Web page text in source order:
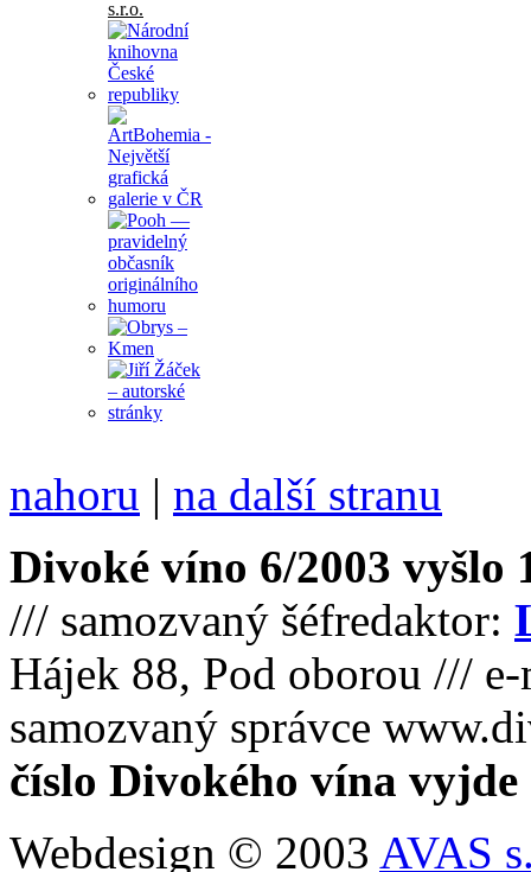
nahoru | na další stranu
Divoké víno 6/2003 vyšlo
/// samozvaný šéfredaktor:
Hájek 88, Pod oborou ///
samozvaný správce
číslo Divokého vína
Webdesign © 2003 AVAS